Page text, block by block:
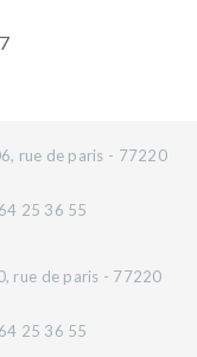
rue de paris - 77220
25 36 55
rue de paris - 77220
25 36 55